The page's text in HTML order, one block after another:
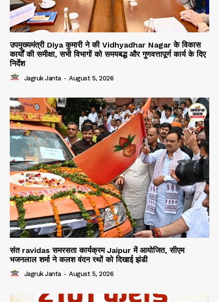
उपमुख्यमंत्री Diya कुमारी ने की Vidhyadhar Nagar के विकास
कार्यों की समीक्षा, सभी विभागों को समयबद्ध और गुणवत्तापूर्ण कार्य के दिए
निर्देश
Jagruk Janta - August 5, 2026
संत ravidas समरसता कार्यक्रम Jaipur में आयोजित, सीएम
भजनलाल शर्मा ने कलश वंदन रथों को दिखाई झंडी
Jagruk Janta - August 5, 2026